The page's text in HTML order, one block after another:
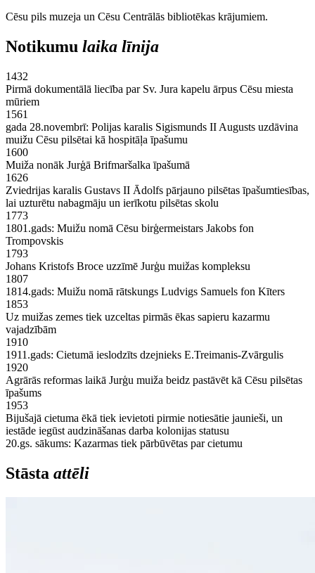
Cēsu pils muzeja un Cēsu Centrālās bibliotēkas krājumiem.
Notikumu laika līnija
1432
Pirmā dokumentālā liecība par Sv. Jura kapelu ārpus Cēsu miesta
mūriem
1561
gada 28.novembrī: Polijas karalis Sigismunds II Augusts uzdāvina
muižu Cēsu pilsētai kā hospitāļa īpašumu
1600
Muiža nonāk Jurģā Brifmaršalka īpašumā
1626
Zviedrijas karalis Gustavs II Ādolfs pārjauno pilsētas īpašumtiesības,
lai uzturētu nabagmāju un ierīkotu pilsētas skolu
1773
1801.gads: Muižu nomā Cēsu birģermeistars Jakobs fon
Trompovskis
1793
Johans Kristofs Broce uzzīmē Jurģu muižas kompleksu
1807
1814.gads: Muižu nomā rātskungs Ludvigs Samuels fon Kīters
1853
Uz muižas zemes tiek uzceltas pirmās ēkas sapieru kazarmu
vajadzībām
1910
1911.gads: Cietumā ieslodzīts dzejnieks E.Treimanis-Zvārgulis
1920
Agrārās reformas laikā Jurģu muiža beidz pastāvēt kā Cēsu pilsētas
īpašums
1953
Bijušajā cietuma ēkā tiek ievietoti pirmie notiesātie jaunieši, un
iestāde iegūst audzināšanas darba kolonijas statusu
20.gs. sākums: Kazarmas tiek pārbūvētas par cietumu
Stāsta attēli